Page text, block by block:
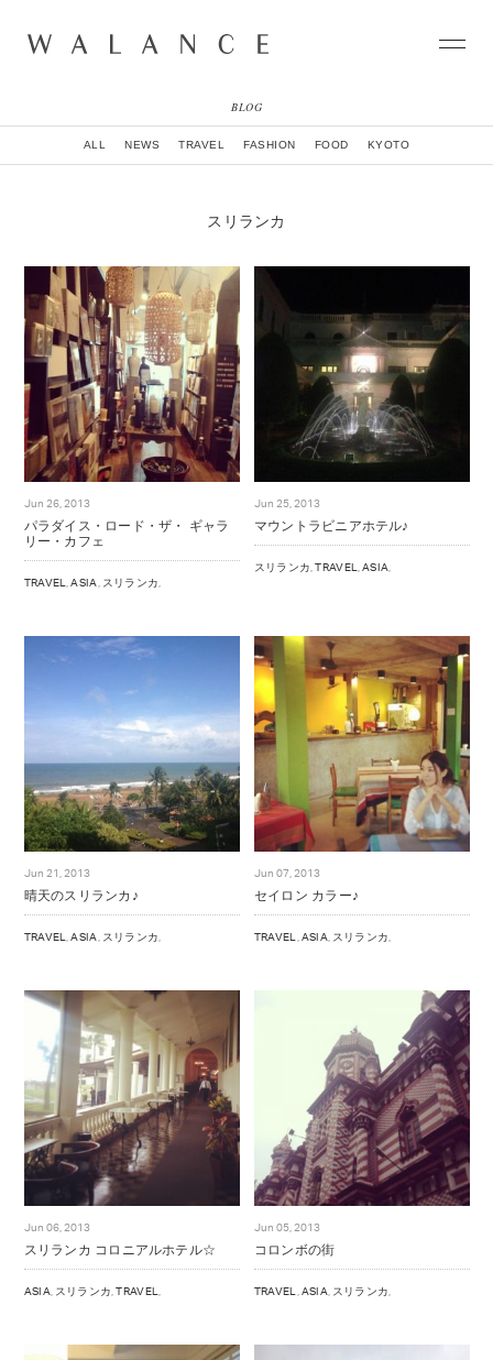
COLLECTION
WORLD
NATURAL DYE COLLECTION
STORY
STOCKIST
CONTACT
ONLINE SHOP
BRAND OFFICIAL INSTAGRAM
DIRECTOR’S INSTAGRAM
BLOG
ALL NEWS TRAVEL FASHION FOOD KYOTO
スリランカ
Jun 26, 2013
パラダイス・ロード・ザ・ ギャラ
リー・カフェ
TRAVEL ,ASIA スリランカ
Jun 25, 2013
マウントラビニアホテル♪
スリランカ ,TRAVEL ,ASIA
Jun 21, 2013
晴天のスリランカ♪
TRAVEL ,ASIA スリランカ
Jun 07, 2013
セイロン カラー♪
TRAVEL ASIA スリランカ
Jun 06, 2013
スリランカ コロニアルホテル☆
ASIA スリランカ ,TRAVEL
Jun 05, 2013
コロンボの街
TRAVEL ASIA スリランカ